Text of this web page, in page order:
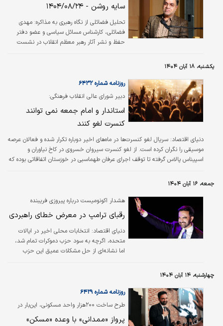
سایه روشن - ۱۴۰۴/۰۸/۲۴
تحلیل فضائلی از نگاه رهبری به مذاکره: مهدی
فضائلی، کارشناس مسائل سیاسی و عضو دفتر
حفظ و نشر آثار رهبر معظم انقلاب در نشست
می‌دانند و به آمریکا هیچ‌گونه اعتماد راهبردی
ندارند.
یکشنبه، ۱۸ آبان ۱۴۰۴
دبیر شورای عالی انقلاب فرهنگی:
روزنامه شماره ۶۴۳۲
استاندار و امام‌ جمعه‌ نمی توانند
کنسرت لغو کنند
دنیای اقتصاد: سریال لغو کنسرت‌ها در ماه‌های اخیر دوباره تکرار شده و فعالان عرصه
موسیقی را نگران کرده است. از لغو کنسرت سیروان خسروی در کاخ نیاوران و
اسپیناس پالاس گرفته تا توقف اجرای عرفان طهماسبی در خوزستان اتفاقاتی بوده که
تدوین شد و این نوید را می‌داد که بسیاری از این مشکلات حل‌وفصل شود و البته
انتقادهایی هم برانگیخته بود و برخی معتقد بودند باید اصلاحاتی در آن انجام شود.
جمعه، ۱۶ آبان ۱۴۰۴
هشدار اکونومیست درباره پیروزی فریبنده
دموکرات‌ها؛
رقبای ترامپ در معرض خطای راهبردی
دنیای اقتصاد: انتخابات محلی اخیر در ایالات
متحده، اگرچه به سود حزب دموکرات تمام شد،
اما نشانه‌ای از حل مشکلات عمیق این حزب
چهارشنبه، ۱۴ آبان ۱۴۰۴
طرح ساخت ۲۰۰‌هزار واحد مسکونی، این‌بار در
«نیویورک»؛
روزنامه شماره ۶۴۲۹
پرواز «ممدانی» با وعده «مسکن»